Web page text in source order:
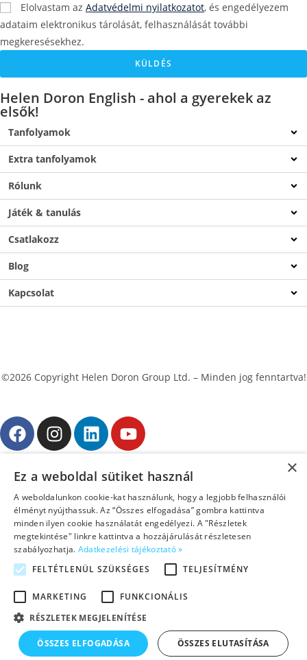
Elolvastam az Adatvédelmi nyilatkozatot, és engedélyezem
adataim elektronikus tárolását, felhasználását további
megkeresésekhez.
KÜLDÉS
Helen Doron English - ahol a gyerekek az
elsők!
Tanfolyamok
Extra tanfolyamok
Rólunk
Játék & tanulás
Csatlakozz
Blog
Kapcsolat
©2026 Copyright Helen Doron Group Ltd. – Minden jog fenntartva!
Elolvastam az Adatvédelmi nyilatkozatot
adataim elektronikus tárolását, felhasználását további
megkeresésekhez.
KÜLDÉS
×
Ez a weboldal sütiket használ
A weboldalunkon cookie-kat használunk, hogy a legjobb felhasználói
élményt nyújthassuk. Az “Összes elfogadása” gombra kattintva
minden ilyen cookie használatát engedélyezi. A "Részletek
megtekintése" linkre kattintva a hozzájárulását részletesen
szabályozhatja. Adatkezelési tájékoztató »
FELTÉTLENÜL SZÜKSÉGES
TELJESÍTMÉNY
MARKETING
FUNKCIONÁLIS
RÉSZLETEK MEGJELENÍTÉSE
ÖSSZES ELFOGADÁSA ÖSSZES ELUTASÍTÁSA